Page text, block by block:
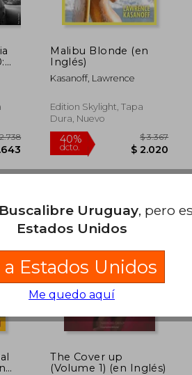
1.383 dcto.
Malibu Blonde (en
Inglés)
Kasanoff, Lawrence
Edition Skylight, Tapa
Dura, Nuevo
The Cover up
(Volume 1) (en Inglés)
Buscalibre Uruguay, pero
Estados Unidos
a Estados Unidos
Me quedo aquí